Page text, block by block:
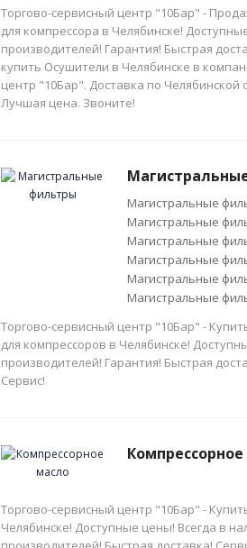
Торгово-сервисный центр "10Бар" -
для компрессора в Челябинске!
производителей! Гарантия! Быстрая
купить Осушители в Челябинске в
центр "10Бар". Доставка по Челябинской
Лучшая цена. Звоните!
Магистральные
Магистральные
Магистральные
Магистральные
Магистральные
Магистральные
Торгово-сервисный центр "10Бар" -
для компрессоров в Челябинске!
производителей! Гарантия! Быстрая
Сервис!
Торгово-сервисный центр "10Бар" -
Челябинске! Доступные цены! Всегда в